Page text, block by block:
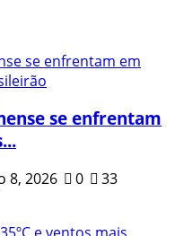
se enfrentam
8, 2026 0 33